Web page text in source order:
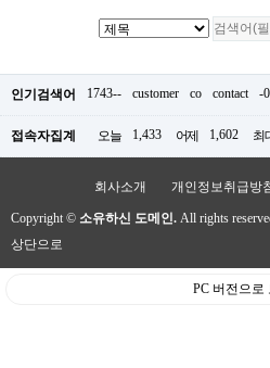
인기검색어 1743-- customer co contact -0
접속자집계 오늘 1,433 어제 1,602 최
회사소개 개인정보취급방
Copyright © 소유하신 도메인. All rights
상단으로
PC 버전으로